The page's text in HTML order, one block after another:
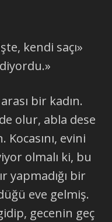
kendi saçı»
bir kadın.
olur, abla dese
Kocasını, evini
olmalı ki, bu
yapmadığı bir
eve gelmiş.
gecenin geç